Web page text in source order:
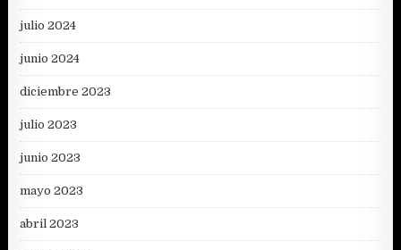
julio 2024
junio 2024
diciembre 2023
julio 2023
junio 2023
mayo 2023
abril 2023